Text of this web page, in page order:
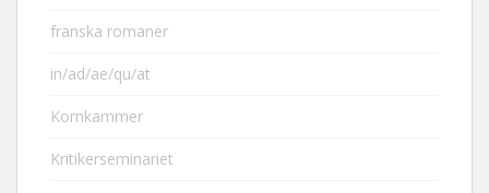
franska romaner
in/ad/ae/qu/at
Kornkammer
Kritikerseminariet